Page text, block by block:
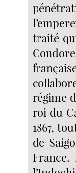
traité
régime
roi du
1867,
de
France.